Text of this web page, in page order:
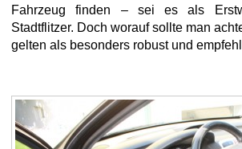
Fahrzeug finden – sei es als
Stadtflitzer. Doch worauf sollte man
gelten als besonders robust und